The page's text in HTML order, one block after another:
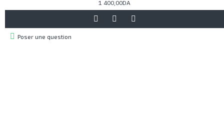
1 400,00DA
Poser une question